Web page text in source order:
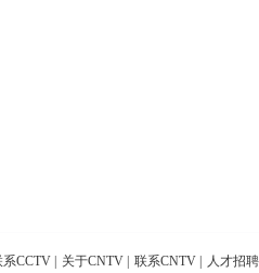
系CCTV 关于CNTV 联系CNTV 人才招聘